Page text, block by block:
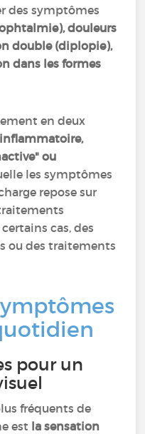
des symptômes
douleurs
double (diplopie),
dans les formes
en deux
ou
les symptômes
repose sur
cas, des
ou des traitements
pour un
fréquents de
est la sensation